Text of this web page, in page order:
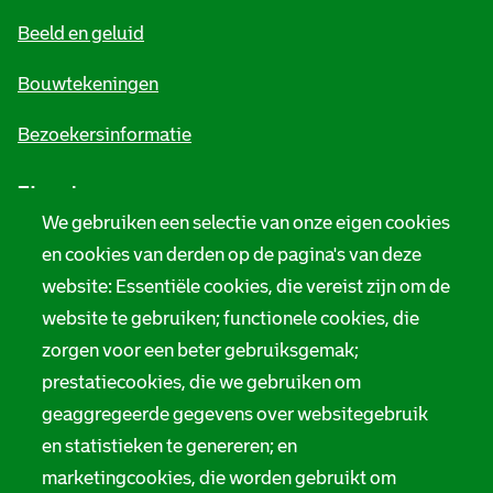
We gebruiken een selectie van onze eigen cookies
en cookies van derden op de pagina's van deze
website: Essentiële cookies, die vereist zijn om de
website te gebruiken; functionele cookies, die
zorgen voor een beter gebruiksgemak;
prestatiecookies, die we gebruiken om
geaggregeerde gegevens over websitegebruik
en statistieken te genereren; en
marketingcookies, die worden gebruikt om
Beeld en geluid
Bouwtekeningen
Bezoekersinformatie
Zie ook
Privacy
Digitale toegankelijkheid
Servicenormen
Melding taalgebruik